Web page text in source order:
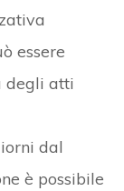
essere
degli atti
dal
è possibile